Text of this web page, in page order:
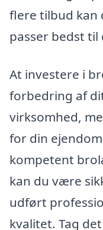
flere tilbud kan
passer bedst
At investere i
forbedring af
virksomhed,
for din
kompetent
kan du være
udført
kvalitet. Tag